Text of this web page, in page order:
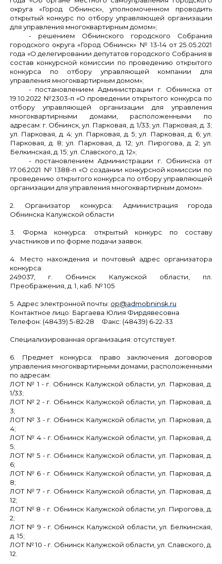
округа «Город Обнинск», уполномоченном проводить
открытый конкурс по отбору управляющей организации
для управления многоквартирным домом»;
- решением Обнинского городского Собрания
городского округа «Город Обнинск» № 13-14 от 25.05.2021
года «О делегировании депутатов городского Собрания в
состав конкурсной комиссии по проведению открытого
конкурса по отбору управляющей компании для
управления многоквартирным домом»;
- постановлением Администрации г. Обнинска от
19.10.2022 №2303-п «О проведении открытого конкурса по
отбору управляющей организации для управления
многоквартирными домами, расположенными по
адресам: г. Обнинск, ул. Парковая, д. 1/33; ул. Парковая, д. 3;
ул. Парковая, д. 4; ул. Парковая, д. 5; ул. Парковая, д. 6; ул.
Парковая, д. 8; ул. Парковая, д. 12; ул. Пирогова, д. 2; ул.
Белкинская, д. 15; ул. Славского, д. 12»;
- постановлением Администрации г. Обнинска от
17.06.2021 № 1388-п «О создании конкурсной комиссии по
проведению открытого конкурса по отбору управляющей
организации для управления многоквартирным домом».
2. Организатор конкурса: Администрация города
Обнинска Калужской области
3. Форма конкурса: открытый конкурс по составу
участников и по форме подачи заявок.
4. Место нахождения и почтовый адрес организатора
конкурса:
249037, г. Обнинск Калужской области, пл.
Преображения, д. 1, каб. № 105
5. Адрес электронной почты: ор@admobninsk.ru
Контактное лицо: Баргаева Юлия Фирдявесовна
Телефон: (48439) 5-82-28 Факс: (48439) 6-22-33
Специализированная организация: отсутствует.
6. Предмет конкурса: право заключения договоров
управления многоквартирными домами, расположенными
по адресам:
ЛОТ № 1- г. Обнинск Калужской области, ул. Парковая, д.
1/33;
ЛОТ № 2- г. Обнинск Калужской области, ул. Парковая, д.
3;
ЛОТ № 3 - г. Обнинск Калужской области, ул. Парковая, д.
4;
ЛОТ № 4 - г. Обнинск Калужской области, ул. Парковая, д.
5;
ЛОТ № 5 - г. Обнинск Калужской области, ул. Парковая, д.
6;
ЛОТ № 6 - г. Обнинск Калужской области, ул. Парковая, д.
8;
ЛОТ № 7 - г. Обнинск Калужской области, ул. Парковая, д.
12;
ЛОТ № 8- г. Обнинск Калужской области, ул. Пирогова, д.
2;
ЛОТ № 9 - г. Обнинск Калужской области, ул. Белкинская,
д. 15;
ЛОТ № 10- г. Обнинск Калужской области, ул. Славского, д.
12.